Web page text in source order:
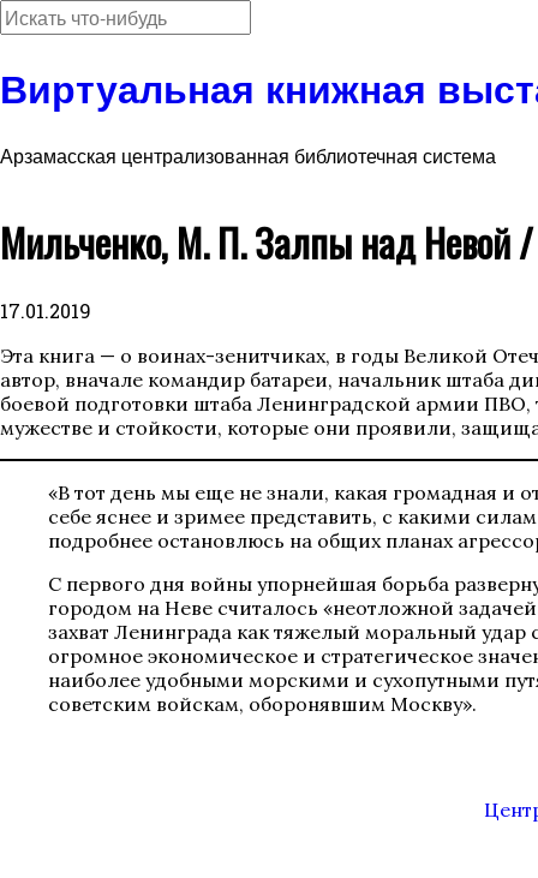
Виртуальная книжная
Арзамасская централизованная библиотечная система
Мильченко, М. П. Залпы над Невой
17.01.2019
Эта книга — о воинах-зенитчиках, в годы Великой
автор, вначале командир батареи, начальник штаба
боевой подготовки штаба Ленинградской армии
мужестве и стойкости, которые они проявили,
«В тот день мы еще не знали, какая громадная и
себе яснее и зримее представить, с какими
подробнее остановлюсь на общих планах
С первого дня войны упорнейшая борьба
городом на Неве считалось «неотложной
захват Ленинграда как тяжелый моральный
огромное экономическое и стратегическое
наиболее удобными морскими и сухопутными
советским войскам, оборонявшим Москву».